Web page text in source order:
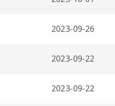
2023-09-26
2023-09-22
2023-09-22